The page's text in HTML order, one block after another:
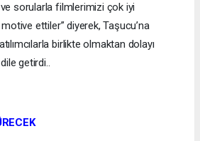
sorularla filmlerimizi çok iyi
ettiler” diyerek, Taşucu’na
birlikte olmaktan dolayı
getirdi..